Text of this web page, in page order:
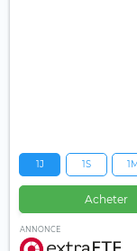
1J 1S 1M
Acheter
ANNONCE